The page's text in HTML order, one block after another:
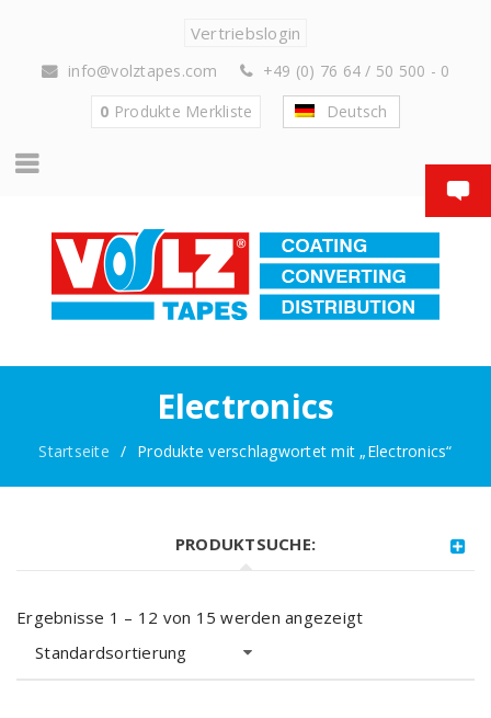
Vertriebslogin
info@volztapes.com
+49 (0) 76 64 / 50 500 - 0
0 Produkte Merkliste Deutsch
Electronics
Startseite / Produkte verschlagwortet mit „Electronics“
PRODUKTSUCHE:
Ergebnisse 1 – 12 von 15 werden angezeigt
Standardsortierung